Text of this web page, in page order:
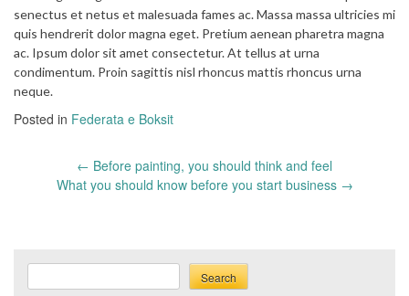
senectus et netus et malesuada fames ac. Massa massa ultricies mi
quis hendrerit dolor magna eget. Pretium aenean pharetra magna
ac. Ipsum dolor sit amet consectetur. At tellus at urna
condimentum. Proin sagittis nisl rhoncus mattis rhoncus urna
neque.
Posted in Federata e Boksit
navigation
← Before painting, you should think and feel
What you should know before you start business →
Search